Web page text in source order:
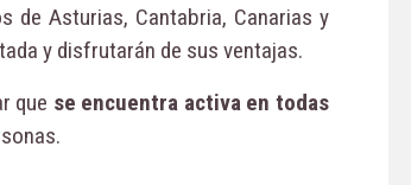
de Asturias, Cantabria, Canarias y
y disfrutarán de sus ventajas.
que se encuentra activa en todas